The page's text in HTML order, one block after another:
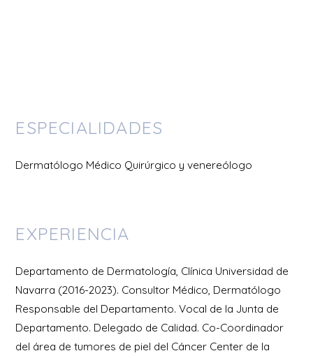
ESPECIALIDADES
Dermatólogo Médico Quirúrgico y venereólogo
EXPERIENCIA
Departamento de Dermatología, Clínica Universidad de
Navarra (2016-2023). Consultor Médico, Dermatólogo
Responsable del Departamento. Vocal de la Junta de
Departamento. Delegado de Calidad. Co-Coordinador
del área de tumores de piel del Cáncer Center de la